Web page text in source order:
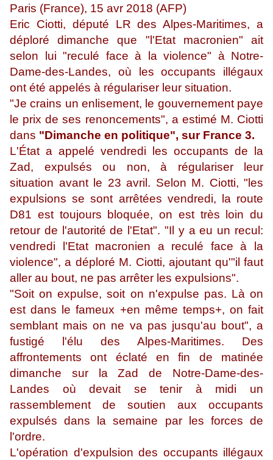
Paris (France), 15 avr 2018 (AFP)
Eric Ciotti, député LR des Alpes-Maritimes, a
déploré dimancheque "l'Etat macronien" ait
selon lui "reculé face à la violence" à Notre-
Dame-des-Landes, où les occupants illégaux
ont été appelés à régulariser leur situation.
"Je crains un enlisement, le gouvernement paye
le prix de ses renoncements", a estimé M. Ciotti
dans "Dimanche en politique", sur France 3.
L'État a appelé vendredi les occupants de la
Zad, expulsés ou non, à régulariser
leur
situation avant le 23 avril. Selon M. Ciotti, "les
expulsions se sont arrêtées vendredi,
la route
D81 est toujours bloquée, on est très loin du
retour de l'autorité de
l'Etat". "Il y a eu un recul:
vendredi l'Etat macronien a reculé face à la
violence",a déploré M. Ciotti, ajoutant qu'"il faut
aller au bout, ne pas arrêter les expulsions".
"Soit on expulse, soit on n'expulse pas. Là on
est dans le fameux +en même temps+, on fait
semblant mais on ne va pas jusqu'au bout", a
fustigé l'élu des Alpes-Maritimes. Des
affrontements ont éclaté en fin de matinée
dimanche sur la Zad de Notre-Dame-des-
Landes où devait se tenir à midi un
rassemblement de soutien aux occupants
expulsés dans
la semaine par les forces de
l'ordre.
L'opération d'expulsion des occupants illégaux